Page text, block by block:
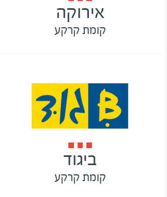
אירוקה
קומת קרקע
ביגוד
קומת קרקע